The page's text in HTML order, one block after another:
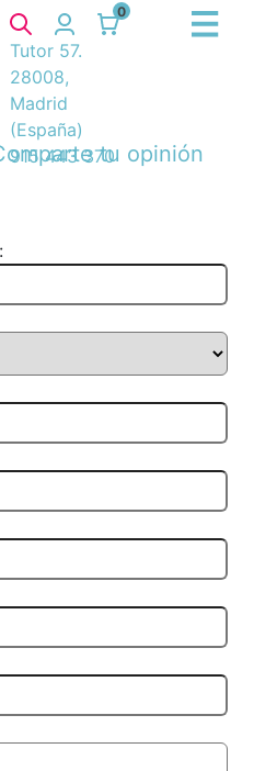
0
Tutor 57.
28008,
Madrid
(España)
915 443 370tu opinión